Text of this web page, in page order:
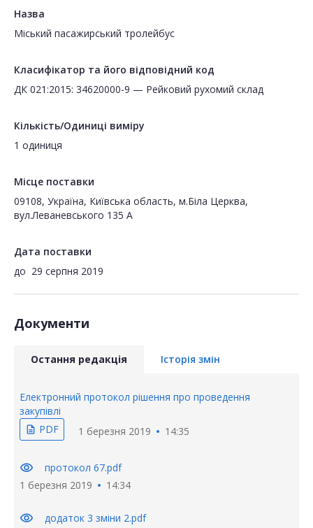
Назва
Міський пасажирський тролейбус
Класифікатор та його відповідний код
ДК 021:2015: 34620000-9 — Рейковий рухомий склад
Кількість/Одиниці виміру
1 одиниця
Місце поставки
09108, Україна, Київська область, м.Біла Церква,
вул.Леваневського 135 А
Дата поставки
до 29 серпня 2019
Документи
Остання редакція Історія змін
Електронний протокол рішення про проведення
закупівлі
description PDF 1 березня 2019 14:35
visibility
протокол 67.pdf
1 березня 2019
14:34
visibility
додаток 3 зміни 2.pdf